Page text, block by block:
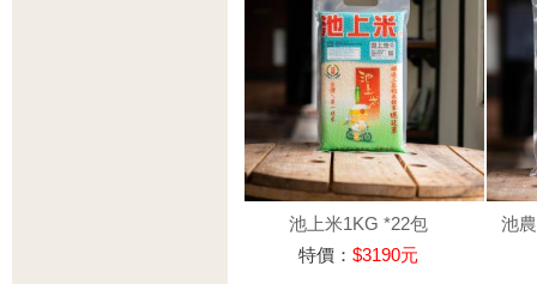
池上米1KG *22包
特價： $3190元
池